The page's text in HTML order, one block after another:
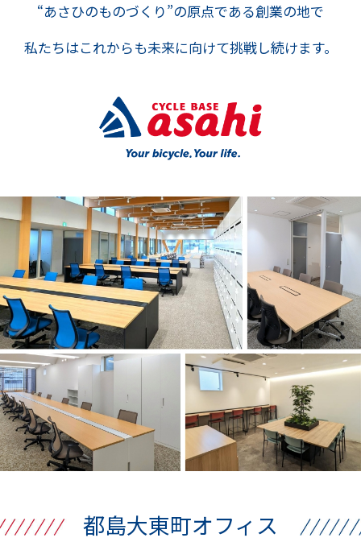
“あさひのものづくり”の原点である創業の地で
私たちはこれからも未来に向けて挑戦し続けます。
都島大東町オフィス